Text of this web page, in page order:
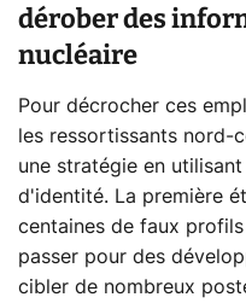
dérober des
nucléaire
Pour décrocher ces
les ressortissants nord-
une stratégie en
d'identité. La première
centaines de faux
passer pour des
cibler de nombreux